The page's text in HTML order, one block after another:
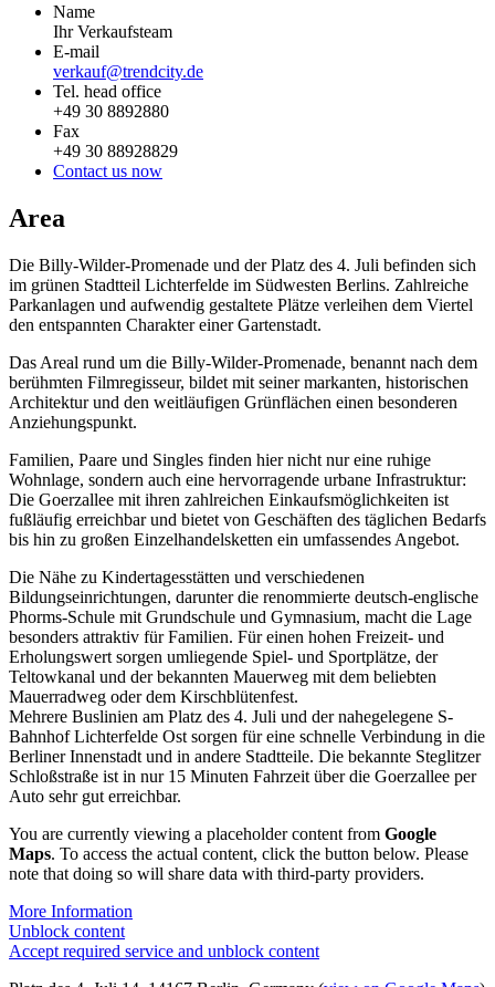
Name
Ihr Verkaufsteam
E-mail
verkauf@trendcity.de
Tel. head office
+49 30 8892880
Fax
+49 30 88928829
Contact us now
Area
Die Billy-Wilder-Promenade und der Platz des 4. Juli befinden sich
im grünen Stadtteil Lichterfelde im Südwesten Berlins. Zahlreiche
Parkanlagen und aufwendig gestaltete Plätze verleihen dem Viertel
den entspannten Charakter einer Gartenstadt.
Das Areal rund um die Billy-Wilder-Promenade, benannt nach dem
berühmten Filmregisseur, bildet mit seiner markanten, historischen
Architektur und den weitläufigen Grünflächen einen besonderen
Anziehungspunkt.
Familien, Paare und Singles finden hier nicht nur eine ruhige
Wohnlage, sondern auch eine hervorragende urbane Infrastruktur:
Die Goerzallee mit ihren zahlreichen Einkaufsmöglichkeiten ist
fußläufig erreichbar und bietet von Geschäften des täglichen Bedarfs
bis hin zu großen Einzelhandelsketten ein umfassendes Angebot.
Die Nähe zu Kindertagesstätten und verschiedenen
Bildungseinrichtungen, darunter die renommierte deutsch-englische
Phorms-Schule mit Grundschule und Gymnasium, macht die Lage
besonders attraktiv für Familien. Für einen hohen Freizeit- und
Erholungswert sorgen umliegende Spiel- und Sportplätze, der
Teltowkanal und der bekannten Mauerweg mit dem beliebten
Mauerradweg oder dem Kirschblütenfest.
Mehrere Buslinien am Platz des 4. Juli und der nahegelegene S-
Bahnhof Lichterfelde Ost sorgen für eine schnelle Verbindung in die
Berliner Innenstadt und in andere Stadtteile. Die bekannte Steglitzer
Schloßstraße ist in nur 15 Minuten Fahrzeit über die Goerzallee per
Auto sehr gut erreichbar.
You are currently viewing a placeholder content from Google
Maps. To access the actual content, click the button below. Please
note that doing so will share data with third-party providers.
More Information
Unblock content
Accept required service and unblock content